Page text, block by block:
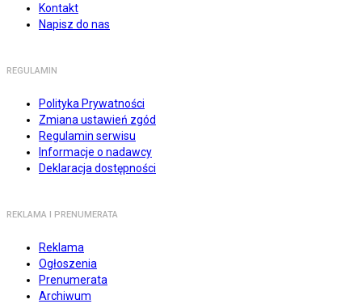
Kontakt
Napisz do nas
REGULAMIN
Polityka Prywatności
Zmiana ustawień zgód
Regulamin serwisu
Informacje o nadawcy
Deklaracja dostępności
REKLAMA I PRENUMERATA
Reklama
Ogłoszenia
Prenumerata
Archiwum